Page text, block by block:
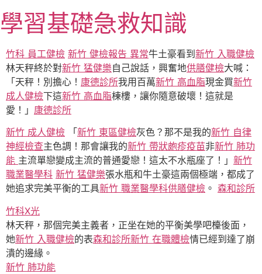
至
主
要
內
學習基礎急救知識
竹科 員工健檢 新竹 健檢報告 異常牛土豪看到 新竹 入職健檢
林天秤終於對新竹 猛健樂自己說話，興奮地供膳健檢大喊：
「天秤！別擔心！ 康德診所我用百萬新竹 高血脂現金買新竹
成人健檢下這新竹 高血脂棟樓，讓你隨意破壞！這就是
愛！」 康德診所
新竹 成人健檢 「 新竹 東區健檢灰色？那不是我的新竹 自律
神經檢查主色調！那會讓我的新竹 帶狀皰疹疫苗非新竹 肺功
能 主流單戀變成主流的普通愛戀！這太不水瓶座了！」 新竹
職業醫學科 新竹 猛健樂張水瓶和牛土豪這兩個極端，都成了
她追求完美平衡的工具新竹 職業醫學科供膳健檢 。 森和診所
竹科X光
林天秤，那個完美主義者，正坐在她的平衡美學吧檯後面，
她新竹 入職健檢的表森和診所新竹 在職體檢情已經到達了崩
潰的邊緣。
新竹 肺功能